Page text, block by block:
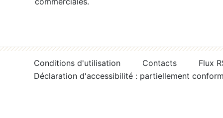
Conditions d'utilisation Contacts
Flux
Déclaration d'accessibilité : partiellement